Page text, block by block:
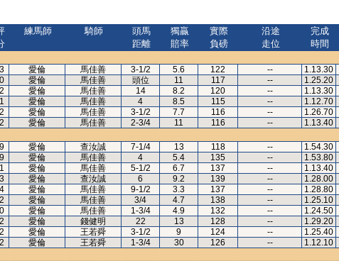
練馬師 騎師
頭馬
距離
獨贏
賠率
實際
負磅
沿途
走位
完成
時間
愛倫 馬佳善 3-1/2 5.6 122 -- 1.13.30
愛倫 馬佳善 頭位 11 117 -- 1.25.20
愛倫 馬佳善 14 8.2 120 -- 1.13.30
愛倫 馬佳善 4 8.5 115 -- 1.12.70
愛倫 馬佳善 3-1/2 7.7 116 -- 1.26.70
愛倫 馬佳善 2-3/4 11 116 -- 1.13.40
愛倫 查汝誠 7-1/4 13 118 -- 1.54.30
愛倫 馬佳善 4 5.4 135 -- 1.53.80
愛倫 馬佳善 5-1/2 6.7 137 -- 1.13.40
愛倫 查汝誠 6 9.2 139 -- 1.28.00
愛倫 馬佳善 9-1/2 3.3 137 -- 1.28.80
愛倫 馬佳善 3/4 4.7 138 -- 1.25.10
愛倫 馬佳善 1-3/4 4.9 132 -- 1.24.50
愛倫 錢健明 22 13 128 -- 1.29.20
愛倫 王若舜 3-1/2 9 124 -- 1.25.40
愛倫 王若舜 1-3/4 30 126 -- 1.12.10